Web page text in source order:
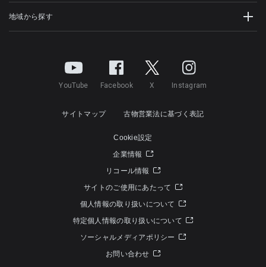
地域から探す
YouTube Facebook X Instagram
サイトマップ 古物営業法に基づく表記
Cookie設定
企業情報
リコール情報
サイトのご使用にあたって
個人情報の取り扱いについて
特定個人情報の取り扱いについて
ソーシャルメディアポリシー
お問い合わせ